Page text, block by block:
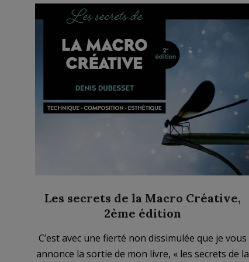
Les secrets de la Macro Créative,
2ème édition
02-
C’est avec une fierté non dissimulée que je vous
annonce la sortie de mon livre, « les secrets de la